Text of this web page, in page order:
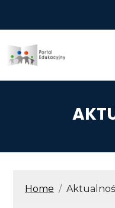
ŚCIEŻKA
Home